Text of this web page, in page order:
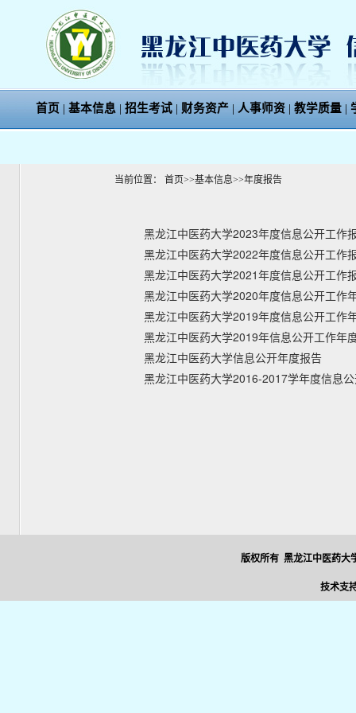
首页 | 基本信息 | 招生考试 | 财务资产 | 人事师资 | 教学质量 |
当前位置： 首页>>基本信息>>年度报告
黑龙江中医药大学2023年度信息公开工作
黑龙江中医药大学2022年度信息公开工作
黑龙江中医药大学2021年度信息公开工作
黑龙江中医药大学2020年度信息公开工作
黑龙江中医药大学2019年度信息公开工作
黑龙江中医药大学2019年信息公开工作年
黑龙江中医药大学信息公开年度报告
黑龙江中医药大学2016-2017学年度信息
版权所有 黑龙江中医药大
技术支